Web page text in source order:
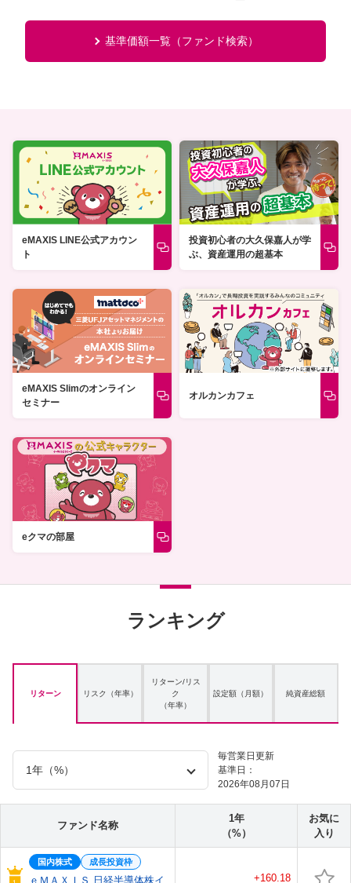
基準価額一覧（ファンド検索）
eMAXIS LINE公式アカウン
ト
投資初心者の大久保嘉人が学
ぶ、資産運用の超基本
eMAXIS Slimのオンライン
セミナー
オルカンカフェ
eクマの部屋
ランキング
リターン リスク（年率）
リターン/リス
ク
（年率）
設定額（月額） 純資産総額
毎営業日更新
基準日：
2026年08月07日
ファンド名称
1年
（%）
お気に
入り
国内株式 成長投資枠
ｅＭＡＸＩＳ 日経半導体株イ +160.18